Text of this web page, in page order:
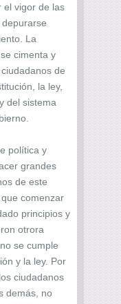
el vigor de las
La
cimenta y
de
la ley,
del sistema
política y
grandes
de este
comenzar
principios y
otrora
se cumple
y la ley. Por
ciudadanos
demás, no